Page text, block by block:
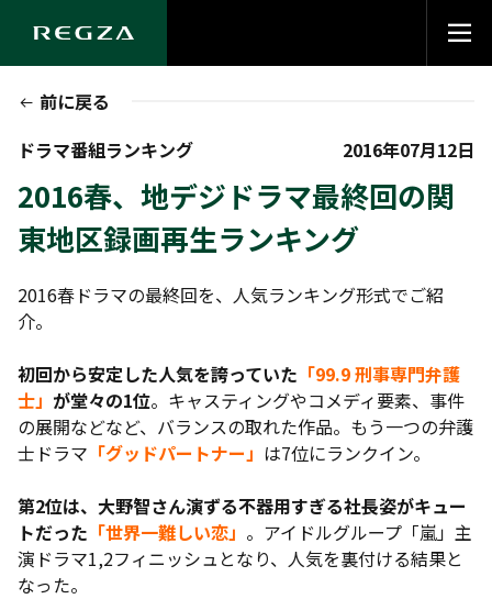
前に戻る
ドラマ番組ランキング
2016年07月12日
2016春、地デジドラマ最終回の関
東地区録画再生ランキング
2016春ドラマの最終回を、人気ランキング形式でご紹
介。
初回から安定した人気を誇っていた 「99.9 刑事専門弁護
士」 が堂々の1位。キャスティングやコメディ要素、事件
の展開などなど、バランスの取れた作品。もう一つの弁護
士ドラマ 「グッドパートナー」 は7位にランクイン。
第2位は、大野智さん演ずる不器用すぎる社長姿がキュー
トだった 「世界一難しい恋」 。アイドルグループ「嵐」主
演ドラマ1,2フィニッシュとなり、人気を裏付ける結果と
なった。